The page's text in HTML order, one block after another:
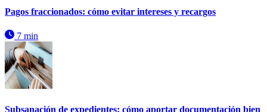
Pagos fraccionados: cómo evitar intereses y recargos
7 min
Subsanación de expedientes: cómo aportar documentación bien